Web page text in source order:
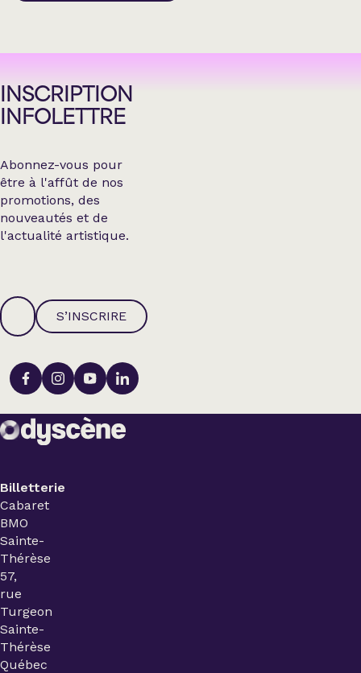
INSCRIPTION
INFOLETTRE
Abonnez-vous pour
être à l'affût de nos
promotions, des
nouveautés et de
l'actualité artistique.
S’INSCRIRE
Billetterie
Cabaret
BMO
Sainte-
Thérèse
57,
rue
Turgeon
Sainte-
Thérèse
Québec